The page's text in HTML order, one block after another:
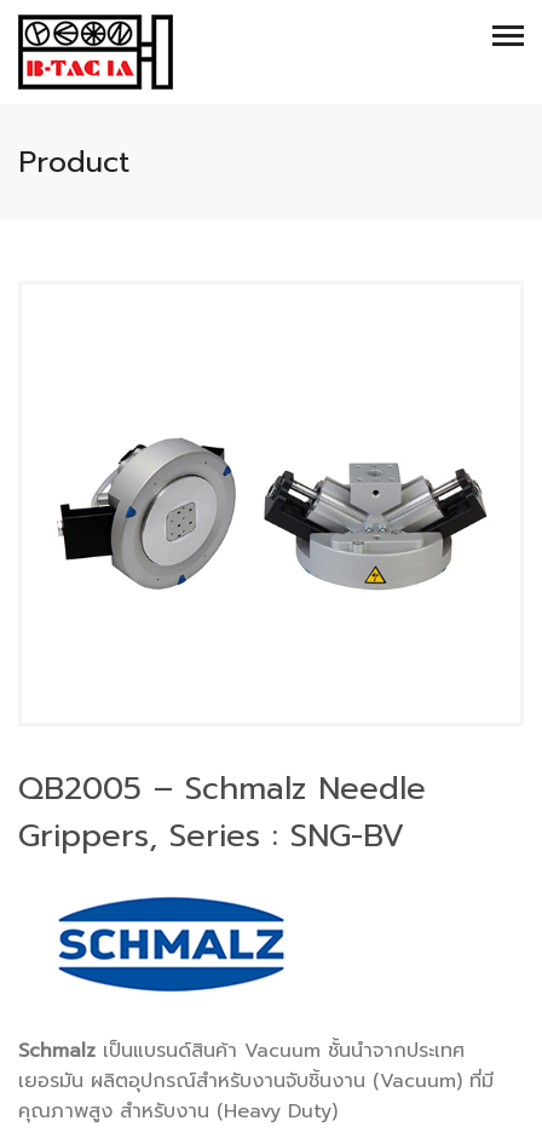
Product
QB2005 – Schmalz Needle
Grippers, Series : SNG-BV
Schmalz เป็นแบรนด์สินค้า Vacuum ชั้นนำจากประเทศ
เยอรมัน ผลิตอุปกรณ์สำหรับงานจับชิ้นงาน (Vacuum) ที่มี
คุณภาพสูง สำหรับงาน (Heavy Duty)